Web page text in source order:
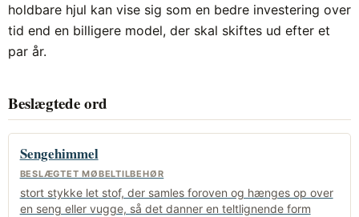
holdbare hjul kan vise sig som en bedre investering over
tid end en billigere model, der skal skiftes ud efter et
par år.
Beslægtede ord
Sengehimmel
BESLÆGTET MØBELTILBEHØR
stort stykke let stof, der samles foroven og hænges op over
en seng eller vugge, så det danner en teltlignende form